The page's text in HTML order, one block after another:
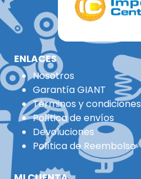
ENLACES
Nosotros
Garantía GIANT
Términos y condiciones
Política de envíos
Devoluciones
Política de Reembolso